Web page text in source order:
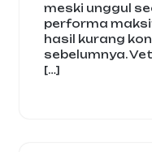
meski unggul
performa
hasil kurang
sebelumnya.
[…]